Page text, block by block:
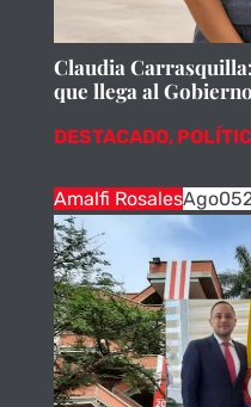
Claudia
que llega al
DESTACADO,
Amalfi RosalesAgo05